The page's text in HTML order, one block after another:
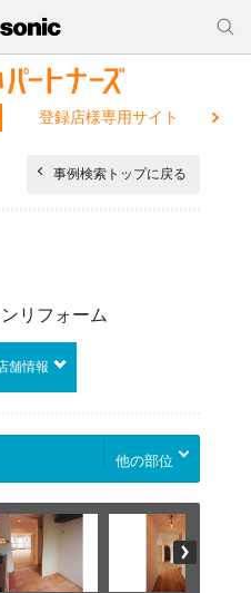
登録店様専用サイト
事例検索トップに戻る
リフォーム
舗情報
他の部位